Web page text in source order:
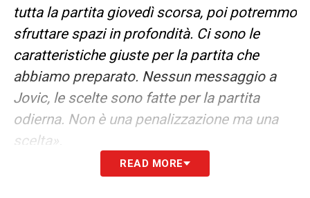
tutta la partita giovedì scorsa, poi potremmo
sfruttare spazi in profondità. Ci sono le
caratteristiche giuste per la partita che
abbiamo preparato. Nessun messaggio a
Jovic, le scelte sono fatte per la partita
odierna. Non è una penalizzazione ma una
scelta».
LEGGI ALTRE NOTIZIE SU
READ MORE